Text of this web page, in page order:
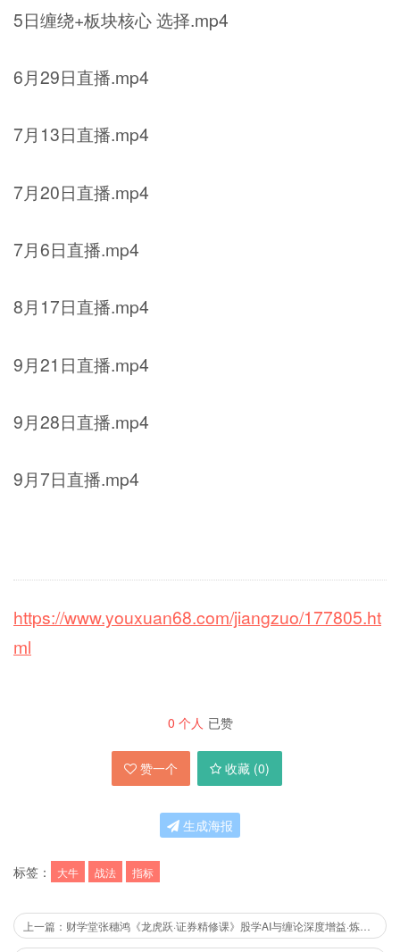
5日缠绕+板块核心 选择.mp4
6月29日直播.mp4
7月13日直播.mp4
7月20日直播.mp4
7月6日直播.mp4
8月17日直播.mp4
9月21日直播.mp4
9月28日直播.mp4
9月7日直播.mp4
https://www.youxuan68.com/jiangzuo/177805.ht
ml
0 个人 已赞
赞一个 收藏 (0)
生成海报
标签： 大牛 战法 指标
上一篇：财学堂张穗鸿《龙虎跃·证券精修课》股学AI与缠论深度增益·炼就职业操盘手